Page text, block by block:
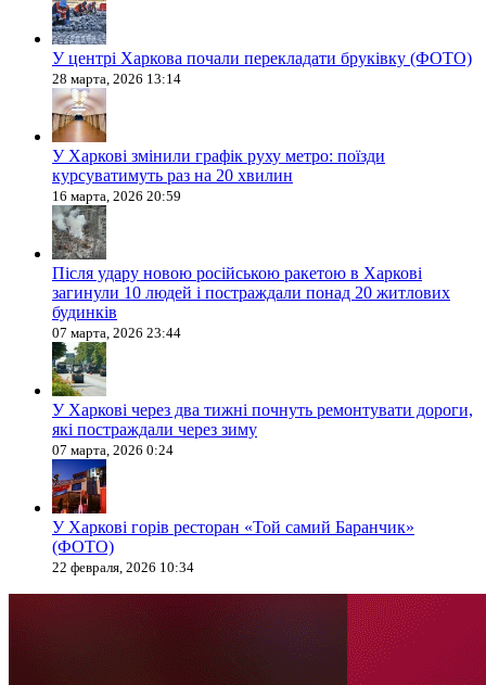
У центрі Харкова почали перекладати бруківку (ФОТО)
28 марта, 2026 13:14
У Харкові змінили графік руху метро: поїзди
курсуватимуть раз на 20 хвилин
16 марта, 2026 20:59
Після удару новою російською ракетою в Харкові
загинули 10 людей і постраждали понад 20 житлових
будинків
07 марта, 2026 23:44
У Харкові через два тижні почнуть ремонтувати дороги,
які постраждали через зиму
07 марта, 2026 0:24
У Харкові горів ресторан «Той самий Баранчик»
(ФОТО)
22 февраля, 2026 10:34